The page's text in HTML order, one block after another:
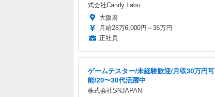
式会社Candy Labo
大阪府
月給28万6,000円～36万円
正社員
ゲームテスター/未経験歓迎/月収30万円可
能/20〜30代活躍中
株式会社SNJAPAN